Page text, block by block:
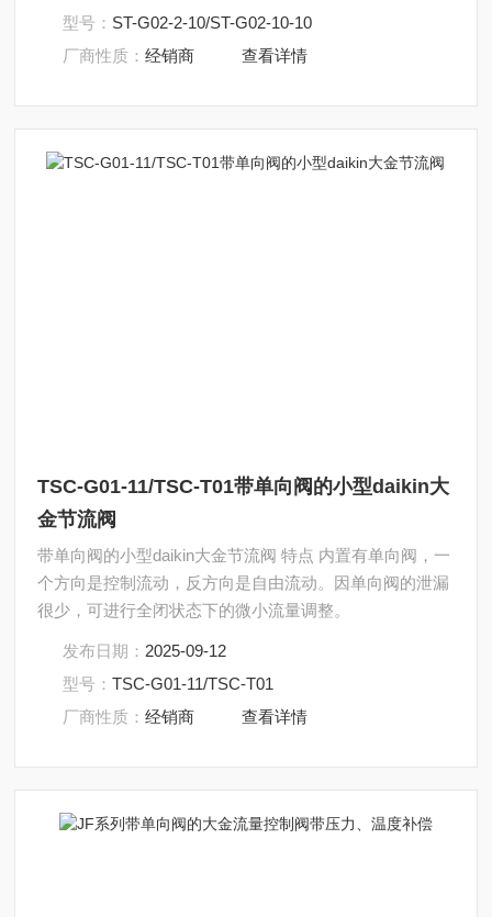
型号： ST-G02-2-10/ST-G02-10-10
厂商性质：经销商 查看详情
TSC-G01-11/TSC-T01带单向阀的小型daikin大
金节流阀
带单向阀的小型daikin大金节流阀 特点 内置有单向阀，一
个方向是控制流动，反方向是自由流动。因单向阀的泄漏
很少，可进行全闭状态下的微小流量调整。
发布日期： 2025-09-12
型号：TSC-G01-11/TSC-T01
厂商性质：经销商 查看详情